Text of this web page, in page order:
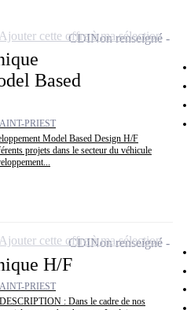
Based
PRIEST
Model Based Design H/F
projets dans le secteur du véhicule
CDINon renseigné
Ajouter cette offre à ma sélection
H/F
PRIEST
: Dans le cadre de nos
CDINon renseigné
Ajouter cette offre à ma sélection